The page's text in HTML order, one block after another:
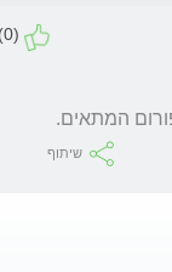
(0)
שיתוף